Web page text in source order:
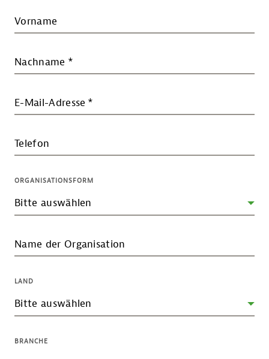
Vorname
Nachname *
E-Mail-Adresse *
Telefon
ORGANISATIONSFORM
Name der Organisation
LAND
BRANCHE